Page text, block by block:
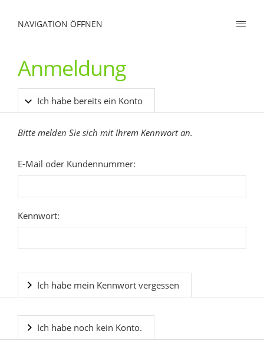
NAVIGATION ÖFFNEN
Anmeldung
Ich habe bereits ein Konto
Bitte melden Sie sich mit Ihrem Kennwort an.
E-Mail oder Kundennummer:
Kennwort:
Ich habe mein Kennwort vergessen
Ich habe noch kein Konto.